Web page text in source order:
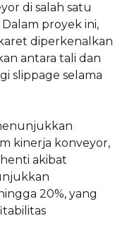
di salah satu
proyek ini,
diperkenalkan
antara tali dan
slippage selama
kinerja konveyor,
akibat
20%, yang